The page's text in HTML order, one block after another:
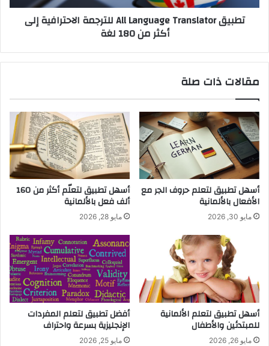
من
تطبيق All Language Translator للترجمة الاحترافية إلى
أكثر من 180 لغة
مقالات ذات صلة
أسهل تطبيق لتعلم حروف الجر مع
الأفعال بالألمانية
مايو 30, 2026
أسهل تطبيق لتعلّم أكثر من 160
ألف فعل بالألمانية
مايو 28, 2026
أسهل تطبيق لتعلم الألمانية
للمبتدئين والأطفال
مايو 26, 2026
أفضل تطبيق لتعلم المفردات
الإنجليزية بسرعة واحتراف
مايو 25, 2026